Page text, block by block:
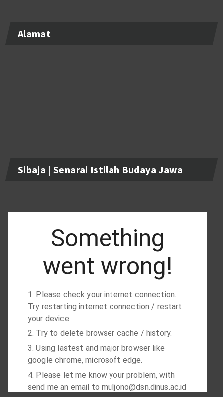
Alamat
Sibaja | Senarai Istilah Budaya Jawa